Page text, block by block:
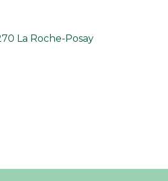
La Roche-Posay